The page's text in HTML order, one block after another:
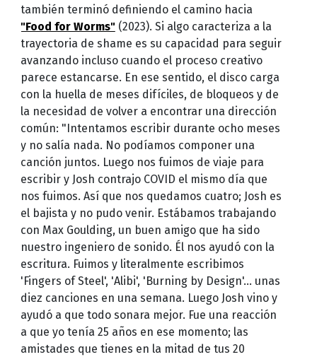
también terminó definiendo el camino hacia
"Food for Worms"(2023). Si algo caracteriza a la
trayectoria de shame es su capacidad para seguir
avanzando incluso cuando el proceso creativo
parece estancarse. En ese sentido, el disco carga
con la huella de meses difíciles, de bloqueos y de
la necesidad de volver a encontrar una dirección
común: "Intentamos escribir durante ocho meses
y no salía nada. No podíamos componer una
canción juntos. Luego nos fuimos de viaje para
escribir y Josh contrajo COVID el mismo día que
nos fuimos. Así que nos quedamos cuatro; Josh es
el bajista y no pudo venir. Estábamos trabajando
con Max Goulding, un buen amigo que ha sido
nuestro ingeniero de sonido. Él nos ayudó con la
escritura. Fuimos y literalmente escribimos
'Fingers of Steel', 'Alibi', 'Burning by Design'... unas
diez canciones en una semana. Luego Josh vino y
ayudó a que todo sonara mejor. Fue una reacción
a que yo tenía 25 años en ese momento; las
amistades que tienes en la mitad de tus 20